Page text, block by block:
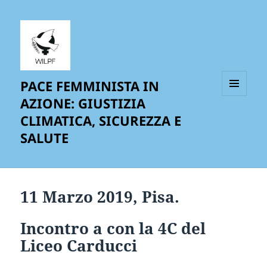
PACE FEMMINISTA IN
AZIONE: GIUSTIZIA
CLIMATICA, SICUREZZA E
SALUTE
11 Marzo 2019, Pisa.
Incontro a con la 4C del
Liceo Carducci